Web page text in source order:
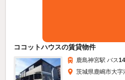
ココットハウスの賃貸物件
鹿島神宮駅 バス14
茨城県鹿嶋市大字